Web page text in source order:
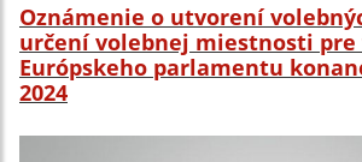
Oznámenie o utvorení
určení volebnej miestnosti pre
Európskeho parlamentu
2024